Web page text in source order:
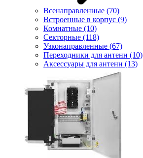
Всенаправленные (70)
Встроенные в корпус (9)
Комнатные (10)
Секторные (118)
Узконаправленные (67)
Переходники для антенн (10)
Аксессуары для антенн (13)